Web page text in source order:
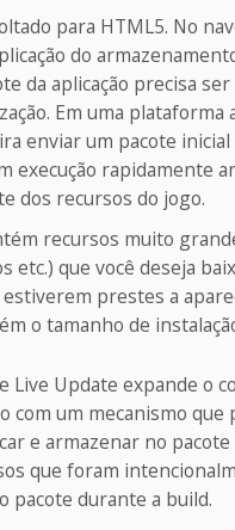
para HTML5. No
do
da aplicação precisa ser
Em uma plataforma
enviar um pacote
execução rapidamente
dos recursos do jogo.
recursos muito
etc.) que você deseja
prestes a
o tamanho de
Live Update expande o
com um mecanismo que
e armazenar no pacote
que foram
pacote durante a build.